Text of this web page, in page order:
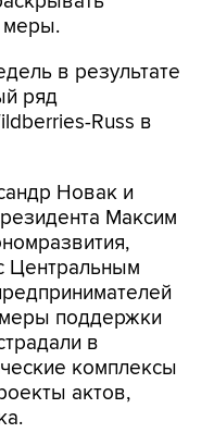
меры.
в результате
ряд
Russ в
Новак и
Максим
Центральным
меры поддержки
в
комплексы
актов,